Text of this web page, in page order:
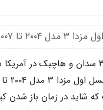
۲۰۰۷ هستند.
شاید در زمان باز شدن